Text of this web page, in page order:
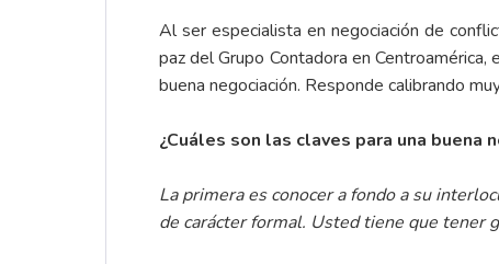
Al ser especialista en negociación de
paz del Grupo Contadora en
buena negociación. Responde calibrando
¿Cuáles son las claves para una buena
La primera es conocer a fondo a su
de carácter formal. Usted tiene que tener